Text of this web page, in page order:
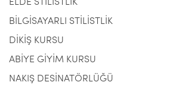
ELDE STİLİSTLİK
BİLGİSAYARLI STİLİSTLİK
DİKİŞ KURSU
ABİYE GİYİM KURSU
NAKIŞ DESİNATÖRLÜĞÜ